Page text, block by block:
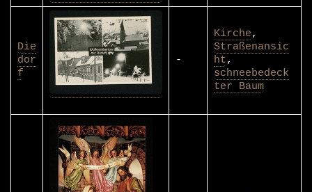
Die
dor
f
-
Kirche,
Straßenansic
ht,
schneebedeck
ter Baum